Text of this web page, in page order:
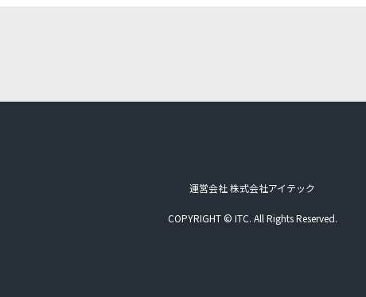
運営会社 株式会社アイテック
COPYRIGHT © ITC. All Rights Reserved.